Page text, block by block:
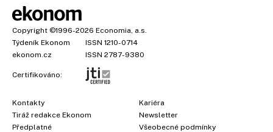
Copyright ©1996-2026 Economia, a.s.
Týdeník Ekonom
ISSN 1210-0714
ekonom.cz
ISSN 2787-9380
Certifikováno:
Kontakty
Tiráž redakce Ekonom
Předplatné
Kariéra
Newsletter
Všeobecné podmínky